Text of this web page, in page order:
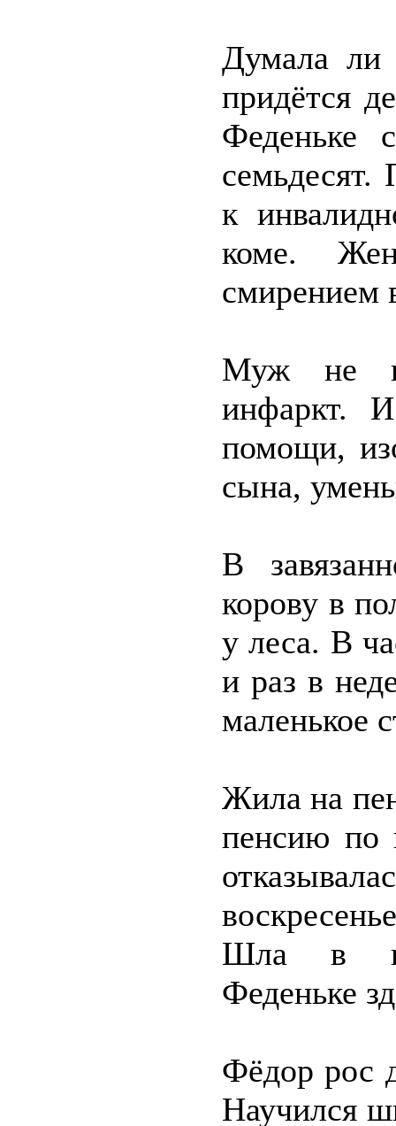
Думала ли
придётся
Феденьке
семьдесят.
к
коме.
смирением
Муж не
инфаркт.
помощи,
сына,
В
корову в
у леса. В
и раз в
маленькое
Жила на
пенсию по
Шла в
Феденьке
Фёдор рос
Научился